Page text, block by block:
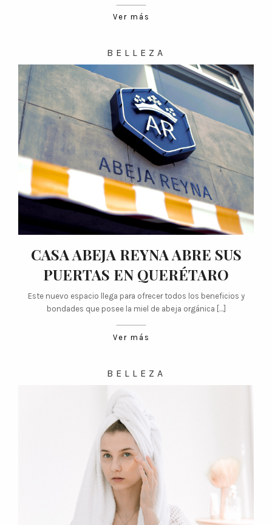
Ver más
BELLEZA
CASA ABEJA REYNA ABRE SUS
PUERTAS EN QUERÉTARO
Este nuevo espacio llega para ofrecer todos los beneficios y
bondades que posee la miel de abeja orgánica […]
Ver más
BELLEZA